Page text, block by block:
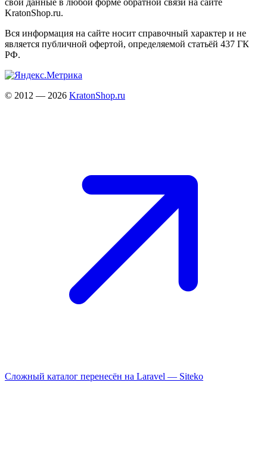
свои данные в любой форме обратной связи на сайте
KratonShop.ru.
Вся информация на сайте носит справочный характер и не
является публичной офертой, определяемой статьёй 437 ГК
РФ.
© 2012 — 2026 KratonShop.ru
Сложный каталог перенесён на Laravel — Siteko